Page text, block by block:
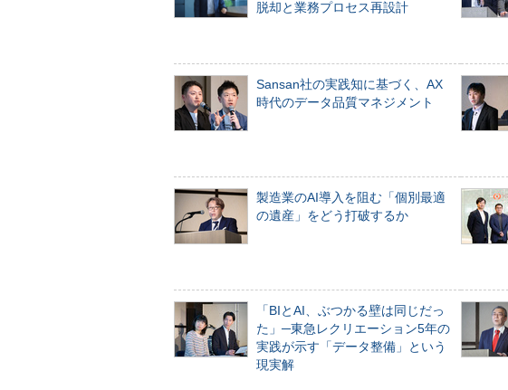
脱却と業務プロセス再設計
Sansan社の実践知に基づく、AX
時代のデータ品質マネジメント
製造業のAI導入を阻む「個別最適
の遺産」をどう打破するか
「BIとAI、ぶつかる壁は同じだっ
た」─東急レクリエーション5年の
実践が示す「データ整備」という
現実解